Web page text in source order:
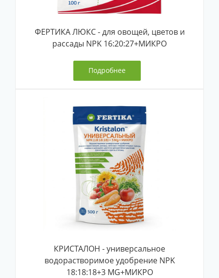
ФЕРТИКА ЛЮКС - для овощей, цветов и
рассады NPK 16:20:27+МИКРО
Подробнее
КРИСТАЛОН - универсальное
водорастворимое удобрение NPK
18:18:18+3 MG+МИКРО